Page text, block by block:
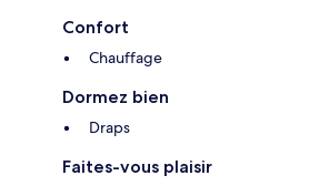
Confort
Chauffage
Dormez bien
Draps
Faites-vous plaisir